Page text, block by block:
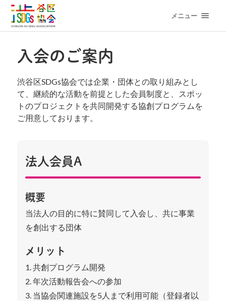
メニュー
入会のご案内
渋谷区SDGs協会では企業・団体との取り組みとし
て、継続的な活動を前提とした会員制度と、スポッ
トのプロジェクトを共同開発する協創プログラムを
ご用意しております。
法人会員A
概要
当法人の目的に特に賛同して入会し、共に事業
を創出する団体
メリット
1. 共創プログラム開発
2. 年次活動報告会への参加
3. 当協会関連施設を5人まで利用可能（登録者以